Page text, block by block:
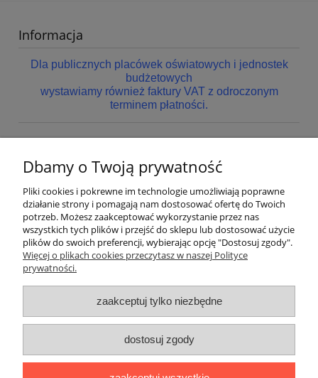
Informacja
Dla publicznych placówek oświatowych i jednostek
budżetowych
wystawiamy również faktury VAT z odroczonym
terminem płatności.
Nie znaleziono produktów spełniających podane kryteria.
Pomoc
Dostawa
Gwarancja i zwroty
O firmie
Dbamy o Twoją prywatność
Pliki cookies i pokrewne im technologie umożliwiają poprawne
działanie strony i pomagają nam dostosować ofertę do Twoich
potrzeb. Możesz zaakceptować wykorzystanie przez nas
wszystkich tych plików i przejść do sklepu lub dostosować użycie
plików do swoich preferencji, wybierając opcję "Dostosuj zgody".
Więcej o plikach cookies przeczytasz w naszej Polityce
prywatności.
zaakceptuj tylko niezbędne
dostosuj zgody